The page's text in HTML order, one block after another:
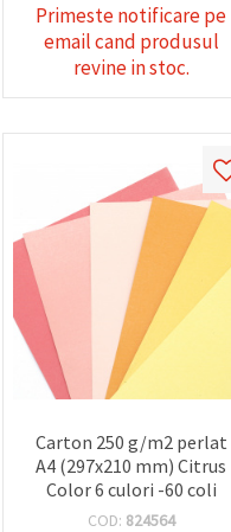
Primeste notificare pe
email cand produsul
revine in stoc.
Carton 250 g/m2 perlat
A4 (297x210 mm) Citrus
Color 6 culori -60 coli
COD: 824564